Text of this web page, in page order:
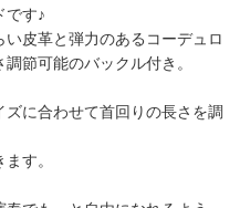
です♪
皮革と弾力のあるコーデュロ
節可能のバックル付き。
に合わせて首回りの長さを調
す。